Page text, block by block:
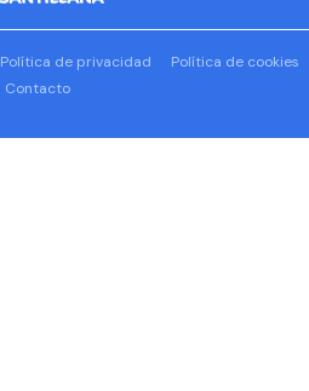
Política de privacidad
Política de cookies
Contacto